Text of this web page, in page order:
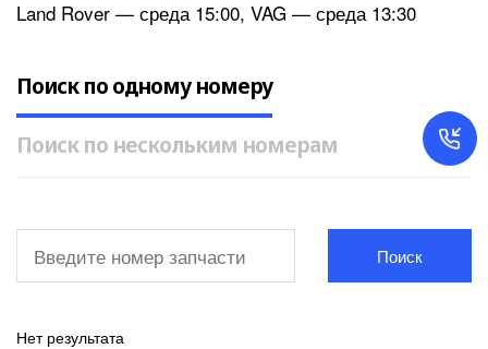
Land Rover — среда 15:00, VAG — среда 13:30
Поиск по одному номеру
Поиск по нескольким номерам
Поиск
Нет результата